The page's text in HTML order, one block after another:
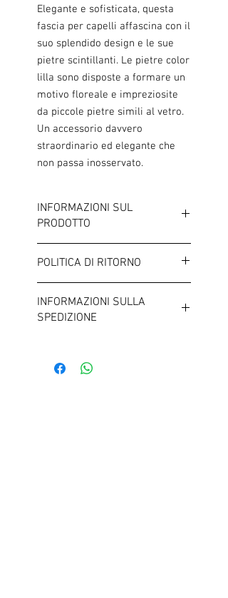
Elegante e sofisticata, questa
fascia per capelli affascina con il
suo splendido design e le sue
pietre scintillanti. Le pietre color
lilla sono disposte a formare un
motivo floreale e impreziosite
da piccole pietre simili al vetro.
Un accessorio davvero
straordinario ed elegante che
non passa inosservato.
INFORMAZIONI SUL
PRODOTTO
Larghezza: circa 2,5 cm
Si tratta di bigiotteria. Si prega di
consultare le informazioni generali
sulle allergie nei nostri termini e
condizioni.
POLITICA DI RITORNO
INFORMAZIONI SULLA
SPEDIZIONE